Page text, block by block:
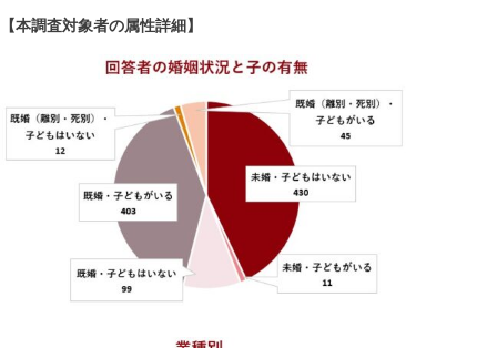
【本調査対象者の属性詳細】